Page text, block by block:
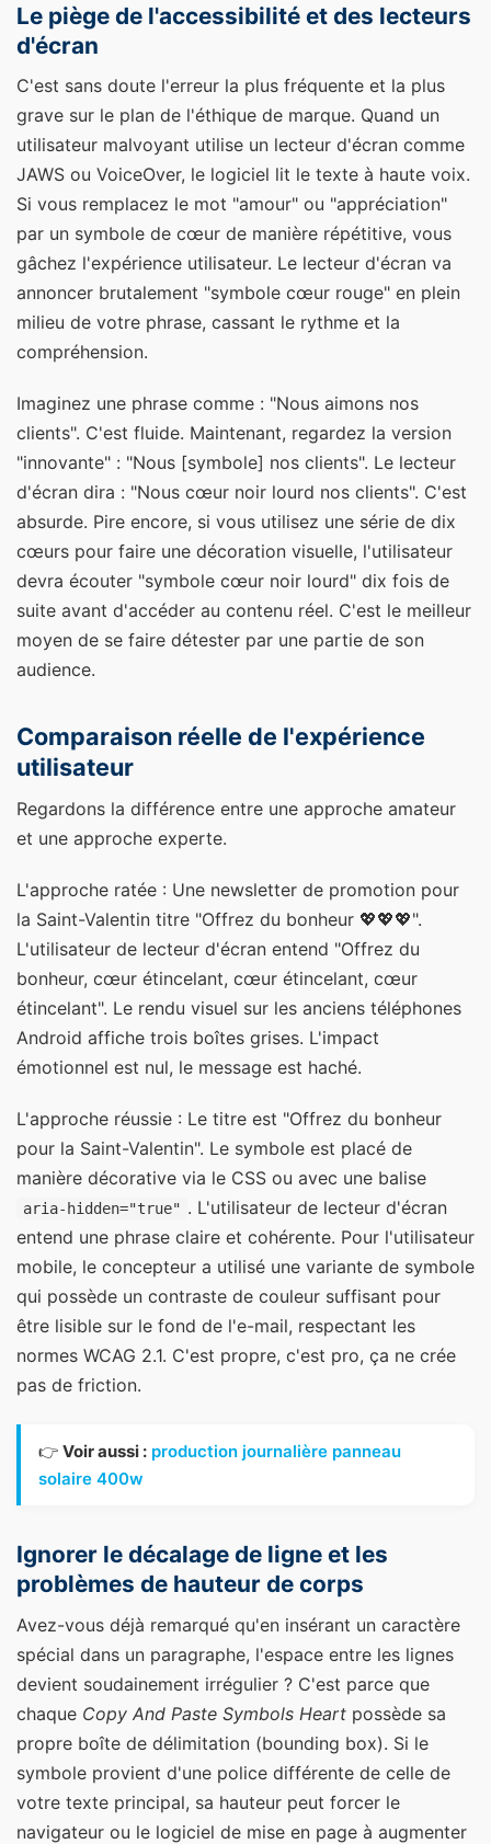
Le piège de l'accessibilité et des lecteurs
d'écran
C'est sans doute l'erreur la plus fréquente et la plus
grave sur le plan de l'éthique de marque. Quand un
utilisateur malvoyant utilise un lecteur d'écran comme
JAWS ou VoiceOver, le logiciel lit le texte à haute voix.
Si vous remplacez le mot "amour" ou "appréciation"
par un symbole de cœur de manière répétitive, vous
gâchez l'expérience utilisateur. Le lecteur d'écran va
annoncer brutalement "symbole cœur rouge" en plein
milieu de votre phrase, cassant le rythme et la
compréhension.
Imaginez une phrase comme : "Nous aimons nos
clients". C'est fluide. Maintenant, regardez la version
"innovante" : "Nous [symbole] nos clients". Le lecteur
d'écran dira : "Nous cœur noir lourd nos clients". C'est
absurde. Pire encore, si vous utilisez une série de dix
cœurs pour faire une décoration visuelle, l'utilisateur
devra écouter "symbole cœur noir lourd" dix fois de
suite avant d'accéder au contenu réel. C'est le meilleur
moyen de se faire détester par une partie de son
audience.
Comparaison réelle de l'expérience
utilisateur
Regardons la différence entre une approche amateur
et une approche experte.
L'approche ratée : Une newsletter de promotion pour
la Saint-Valentin titre "Offrez du bonheur 💖💖💖".
L'utilisateur de lecteur d'écran entend "Offrez du
bonheur, cœur étincelant, cœur étincelant, cœur
étincelant". Le rendu visuel sur les anciens téléphones
Android affiche trois boîtes grises. L'impact
émotionnel est nul, le message est haché.
L'approche réussie : Le titre est "Offrez du bonheur
pour la Saint-Valentin". Le symbole est placé de
manière décorative via le CSS ou avec une balise
aria-hidden="true" . L'utilisateur de lecteur d'écran
entend une phrase claire et cohérente. Pour l'utilisateur
mobile, le concepteur a utilisé une variante de symbole
qui possède un contraste de couleur suffisant pour
être lisible sur le fond de l'e-mail, respectant les
normes WCAG 2.1. C'est propre, c'est pro, ça ne crée
pas de friction.
👉 Voir aussi : production journalière panneau
solaire 400w
Ignorer le décalage de ligne et les
problèmes de hauteur de corps
Avez-vous déjà remarqué qu'en insérant un caractère
spécial dans un paragraphe, l'espace entre les lignes
devient soudainement irrégulier ? C'est parce que
chaque Copy And Paste Symbols Heart possède sa
propre boîte de délimitation (bounding box). Si le
symbole provient d'une police différente de celle de
votre texte principal, sa hauteur peut forcer le
navigateur ou le logiciel de mise en page à augmenter